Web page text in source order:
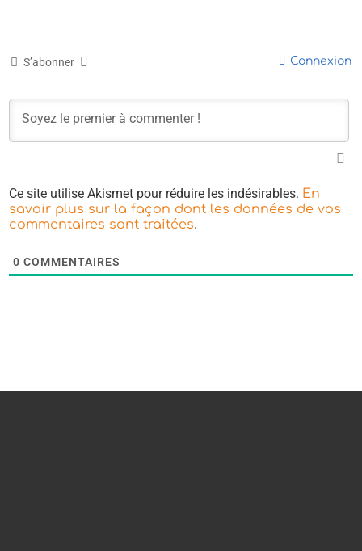
S’abonner Connexion
Ce site utilise Akismet pour réduire les indésirables. En
savoir plus sur la façon dont les données de vos
commentaires sont traitées.
0 COMMENTAIRES